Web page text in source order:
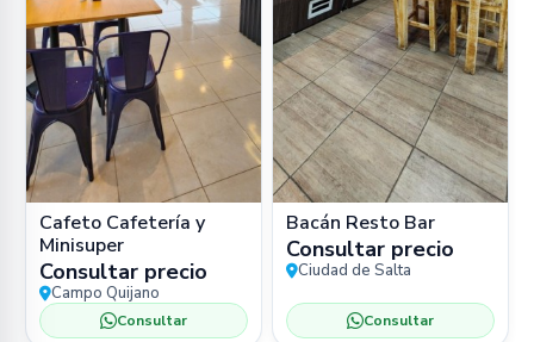
Cafeto Cafetería y
Minisuper
Consultar precio
Campo Quijano
Consultar
Bacán Resto Bar
Consultar precio
Ciudad de Salta
Consultar